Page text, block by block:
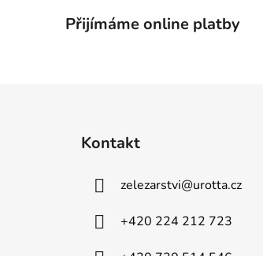
Přijímáme online platby
Kontakt
zelezarstvi@urotta.cz
+420 224 212 723